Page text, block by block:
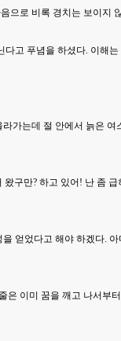
으로 비록 경치는 보이지
고 푸념을 하셨다. 이해
가는데 절 안에서 늙은
구만? 하고 있어! 난 좀
얻었다고 해야 하겠다.
이미 꿈을 깨고 나서부